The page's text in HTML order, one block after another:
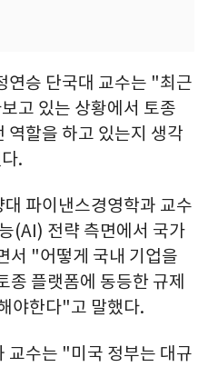
연승 단국대 교수는 "최근
고 있는 상황에서 토종
역할을 하고 있는지 생각
.
파이낸스경영학과 교수
(AI) 전략 측면에서 국가
서 "어떻게 국내 기업을
종 플랫폼에 동등한 규제
야한다"고 말했다.
교수는 "미국 정부는 대규